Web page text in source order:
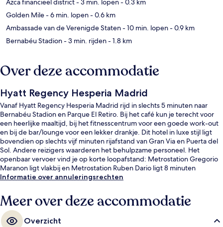
Azca financieel district- 3 min. lopen- 0.3 km
Golden Mile- 6 min. lopen- 0.6 km
Ambassade van de Verenigde Staten- 10 min. lopen- 0.9 km
Bernabéu Stadion- 3 min. rijden- 1.8 km
Over deze accommodatie
Hyatt Regency Hesperia Madrid
Vanaf Hyatt Regency Hesperia Madrid rijd in slechts 5 minuten naar
Bernabéu Stadion en Parque El Retiro. Bij het café kun je terecht voor
een heerlijke maaltijd, bij het fitnesscentrum voor een goede work-out
en bij de bar/lounge voor een lekker drankje. Dit hotel in luxe stijl ligt
bovendien op slechts vijf minuten rijafstand van Gran Via en Puerta del
Sol. Andere reizigers waarderen het behulpzame personeel. Het
openbaar vervoer vind je op korte loopafstand: Metrostation Gregorio
Maranon ligt vlakbij en Metrostation Ruben Dario ligt 8 minuten
verderop.
Informatie over annuleringsrechten
Meer over deze accommodatie
Overzicht